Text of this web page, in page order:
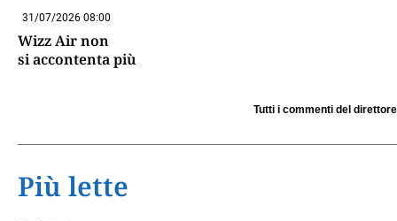
31/07/2026 08:00
Wizz Air non
si accontenta più
Tutti i commenti del direttore
Più lette